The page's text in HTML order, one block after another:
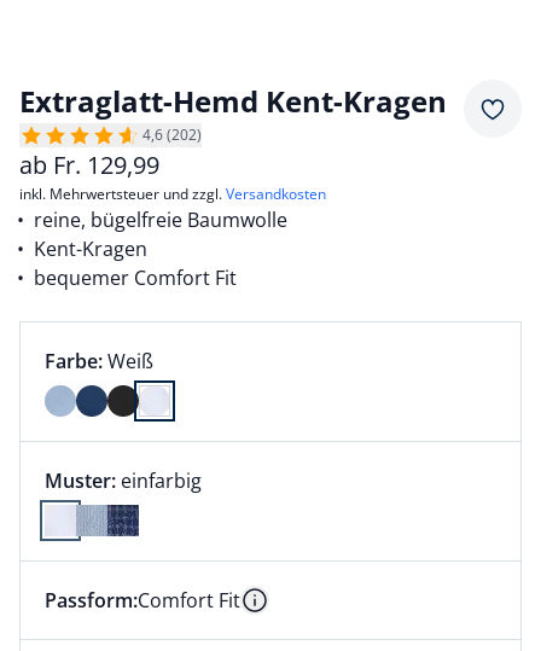
Extraglatt-Hemd Kent-Kragen
4,6 (202)
ab Fr. 129,99
inkl. Mehrwertsteuer und zzgl.Versandkosten
reine, bügelfreie Baumwolle
Kent-Kragen
bequemer Comfort Fit
Farbauswahl:
Farbe:aktuell ausgewählt:
Weiß
Farbe Weiß ausgewählt
Muster: einfarbig
Dieser Artikel hat die Passform Comfort Fit. für
Passform:Comfort Fit Information